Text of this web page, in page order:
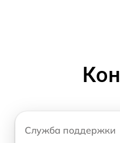
Служба поддержки